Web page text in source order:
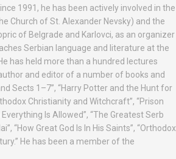
1991, he has been actively involved in the
Church of St. Alexander Nevsky) and the
of Belgrade and Karlovci, as an organizer
Serbian language and literature at the
has held more than a hundred lectures
and editor of a number of books and
Sects 1–7”, “Harry Potter and the Hunt for
Christianity and Witchcraft”, “Prison
Is Allowed”, “The Greatest Serb
“How Great God Is In His Saints”, “Orthodox
He has been a member of the